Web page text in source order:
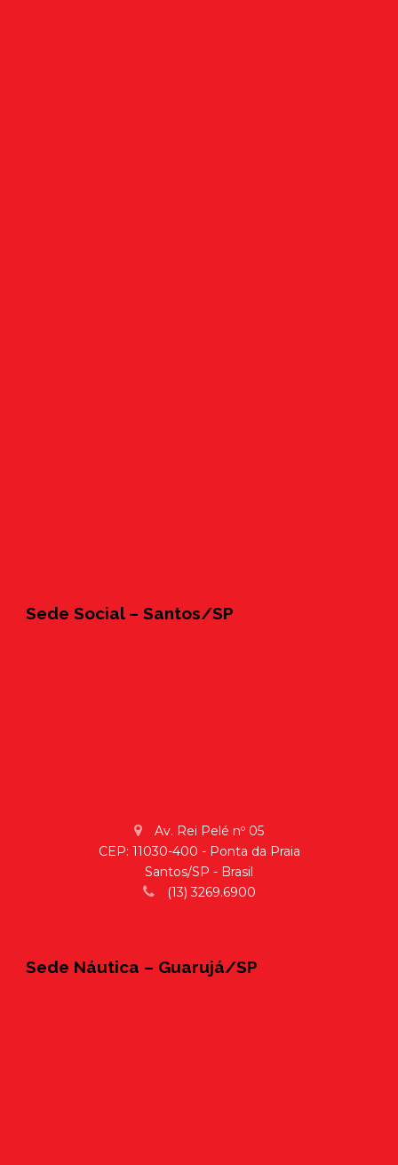
Sede Social – Santos/SP
Av. Rei Pelé nº 05
CEP: 11030-400 - Ponta da Praia
Santos/SP - Brasil
(13) 3269.6900
Sede Náutica – Guarujá/SP